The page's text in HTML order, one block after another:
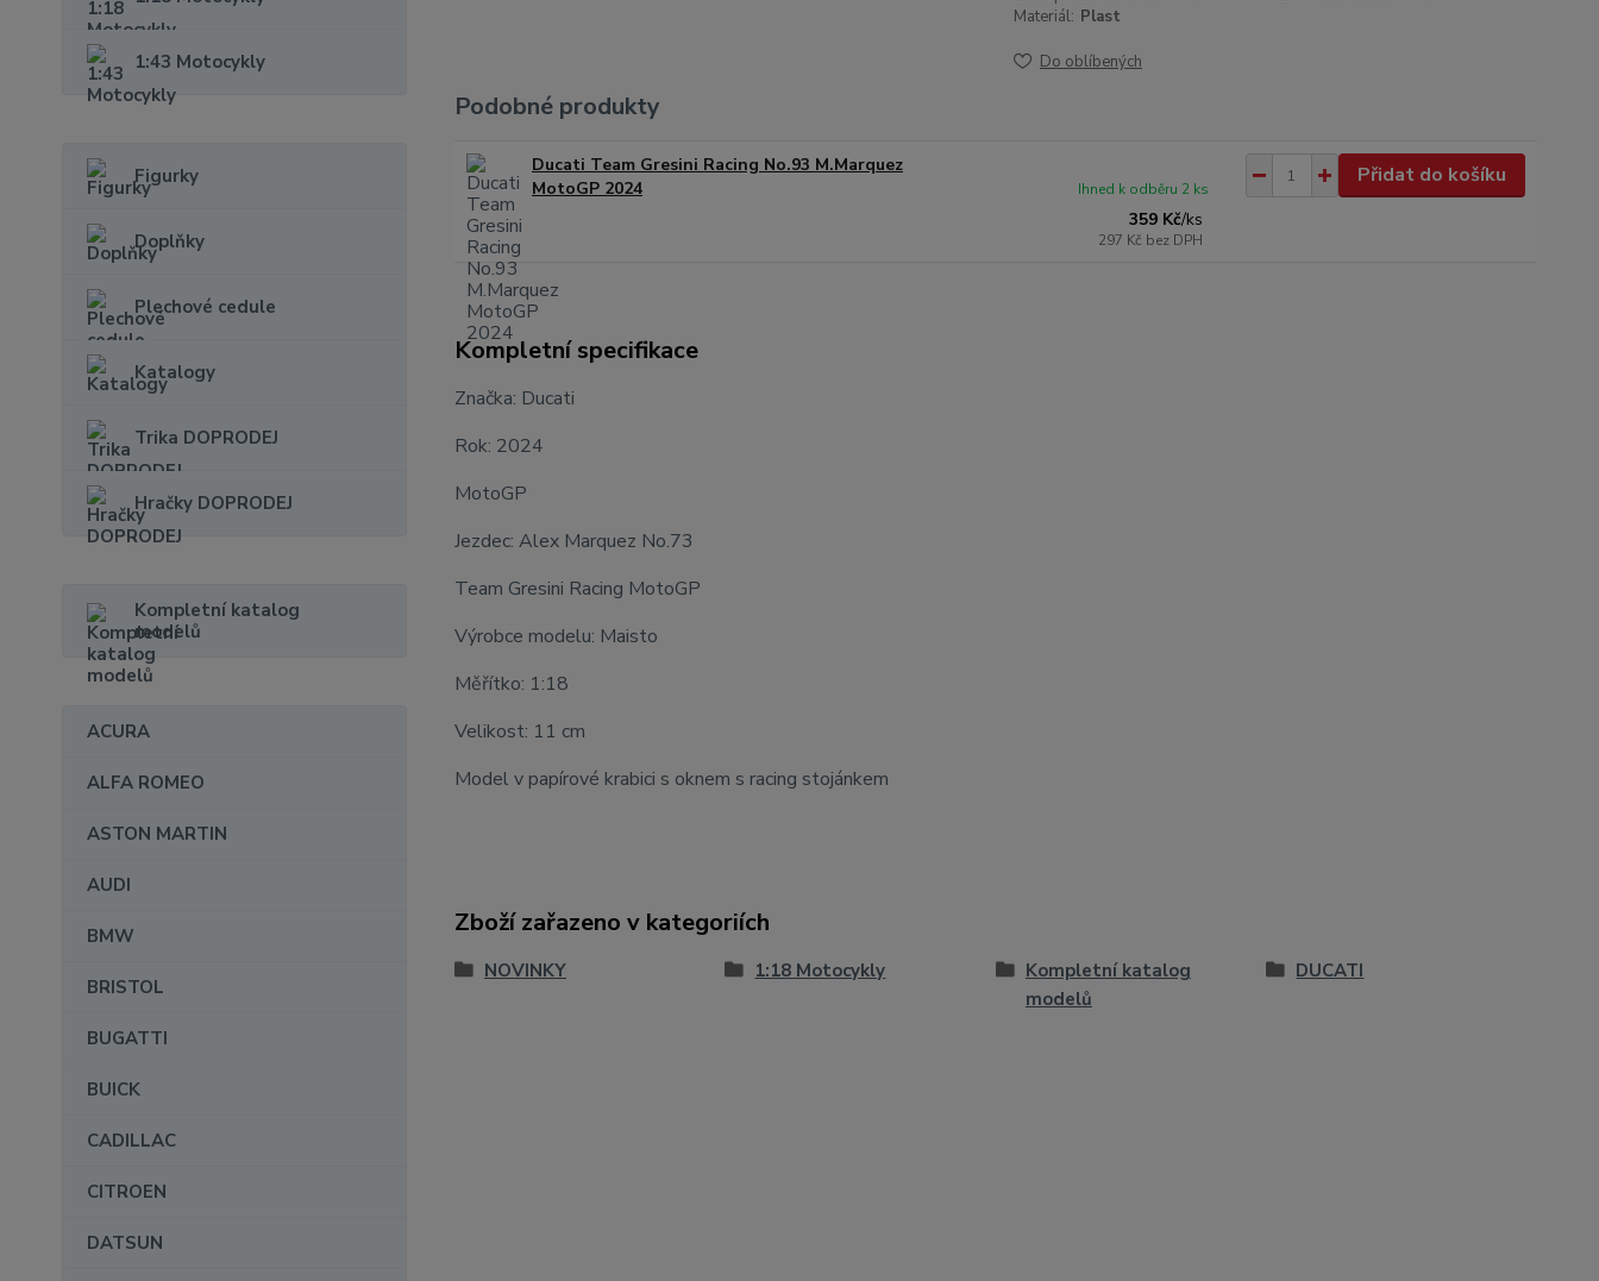
1:43 Motocykly
Figurky
Doplňky
Plechové cedule
Katalogy
Trika DOPRODEJ
Hračky DOPRODEJ
Kompletní katalog
modelů
ACURA
ALFA ROMEO
ASTON MARTIN
AUDI
BMW
BRISTOL
BUGATTI
BUICK
CADILLAC
CITROEN
DATSUN
Materiál: Plast
Do oblíbených
Podobné produkty
Ducati Team Gresini Racing No.93 M.Marquez
MotoGP 2024
359 Kč/ks
297 Kč bez DPH
Ihned k odběru 2 ks
Přidat do košíku
Kompletní specifikace
Značka: Ducati
Rok: 2024
MotoGP
Jezdec: Alex Marquez No.73
Team Gresini Racing MotoGP
Výrobce modelu: Maisto
Měřítko: 1:18
Velikost: 11 cm
Model v papírové krabici s oknem s racing stojánkem
Zboží zařazeno v kategoriích
NOVINKY 1:18 Motocykly
Kompletní katalog
modelů
DUCATI